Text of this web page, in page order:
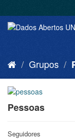
Grupos
Pessoas
Seguidores